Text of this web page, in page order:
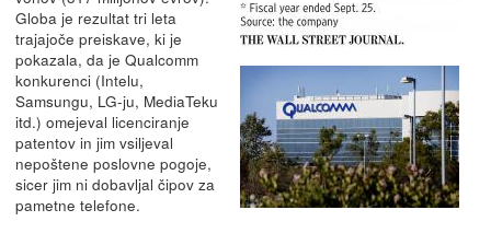
Globa je rezultat tri leta
trajajoče preiskave, ki je
pokazala, da je Qualcomm
konkurenci (Intelu,
Samsungu, LG-ju, MediaTeku
itd.) omejeval licenciranje
patentov in jim vsiljeval
nepoštene poslovne pogoje,
sicer jim ni dobavljal čipov za
pametne telefone.